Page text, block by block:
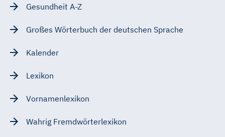
Gesundheit A-Z
Großes Wörterbuch der deutschen Sprache
Kalender
Lexikon
Vornamenlexikon
Wahrig Fremdwörterlexikon